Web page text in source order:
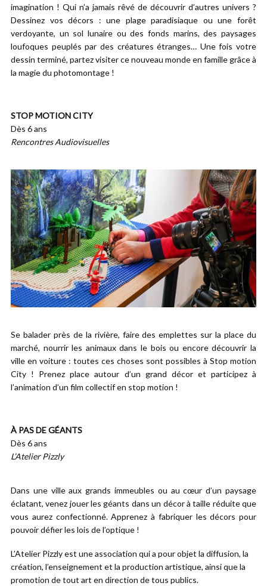
imagination ! Qui n’a jamais rêvé de découvrir d’autres univers ?
Dessinez vos décors : une plage paradisiaque ou une forêt
verdoyante, un sol lunaire ou des fonds marins, des paysages
loufoques peuplés par des créatures étranges… Une fois votre
dessin terminé, partez visiter ce nouveau monde en famille grâce à
la magie du photomontage !
STOP MOTION CITY
Dès 6 ans
Rencontres Audiovisuelles
Se balader près de la rivière, faire des emplettes sur la place du
marché, nourrir les animaux dans le bois ou encore découvrir la
ville en voiture : toutes ces choses sont possibles à Stop motion
City ! Prenez place autour d’un grand décor et participez à
l’animation d’un film collectif en stop motion !
À PAS DE GÉANTS
Dès 6 ans
L’Atelier Pizzly
Dans une ville aux grands immeubles ou au cœur d’un paysage
éclatant, venez jouer les géants dans un décor à taille réduite que
vous aurez confectionné. Apprenez à fabriquer les décors pour
pouvoir défier les lois de l’optique !
L’Atelier Pizzly est une association qui a pour objet la diffusion, la
création, l’enseignement et la production artistique, ainsi que la
promotion de tout art en direction de tous publics.